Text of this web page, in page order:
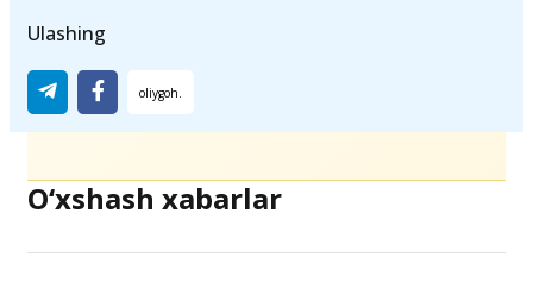
Ulashing
O‘xshash xabarlar